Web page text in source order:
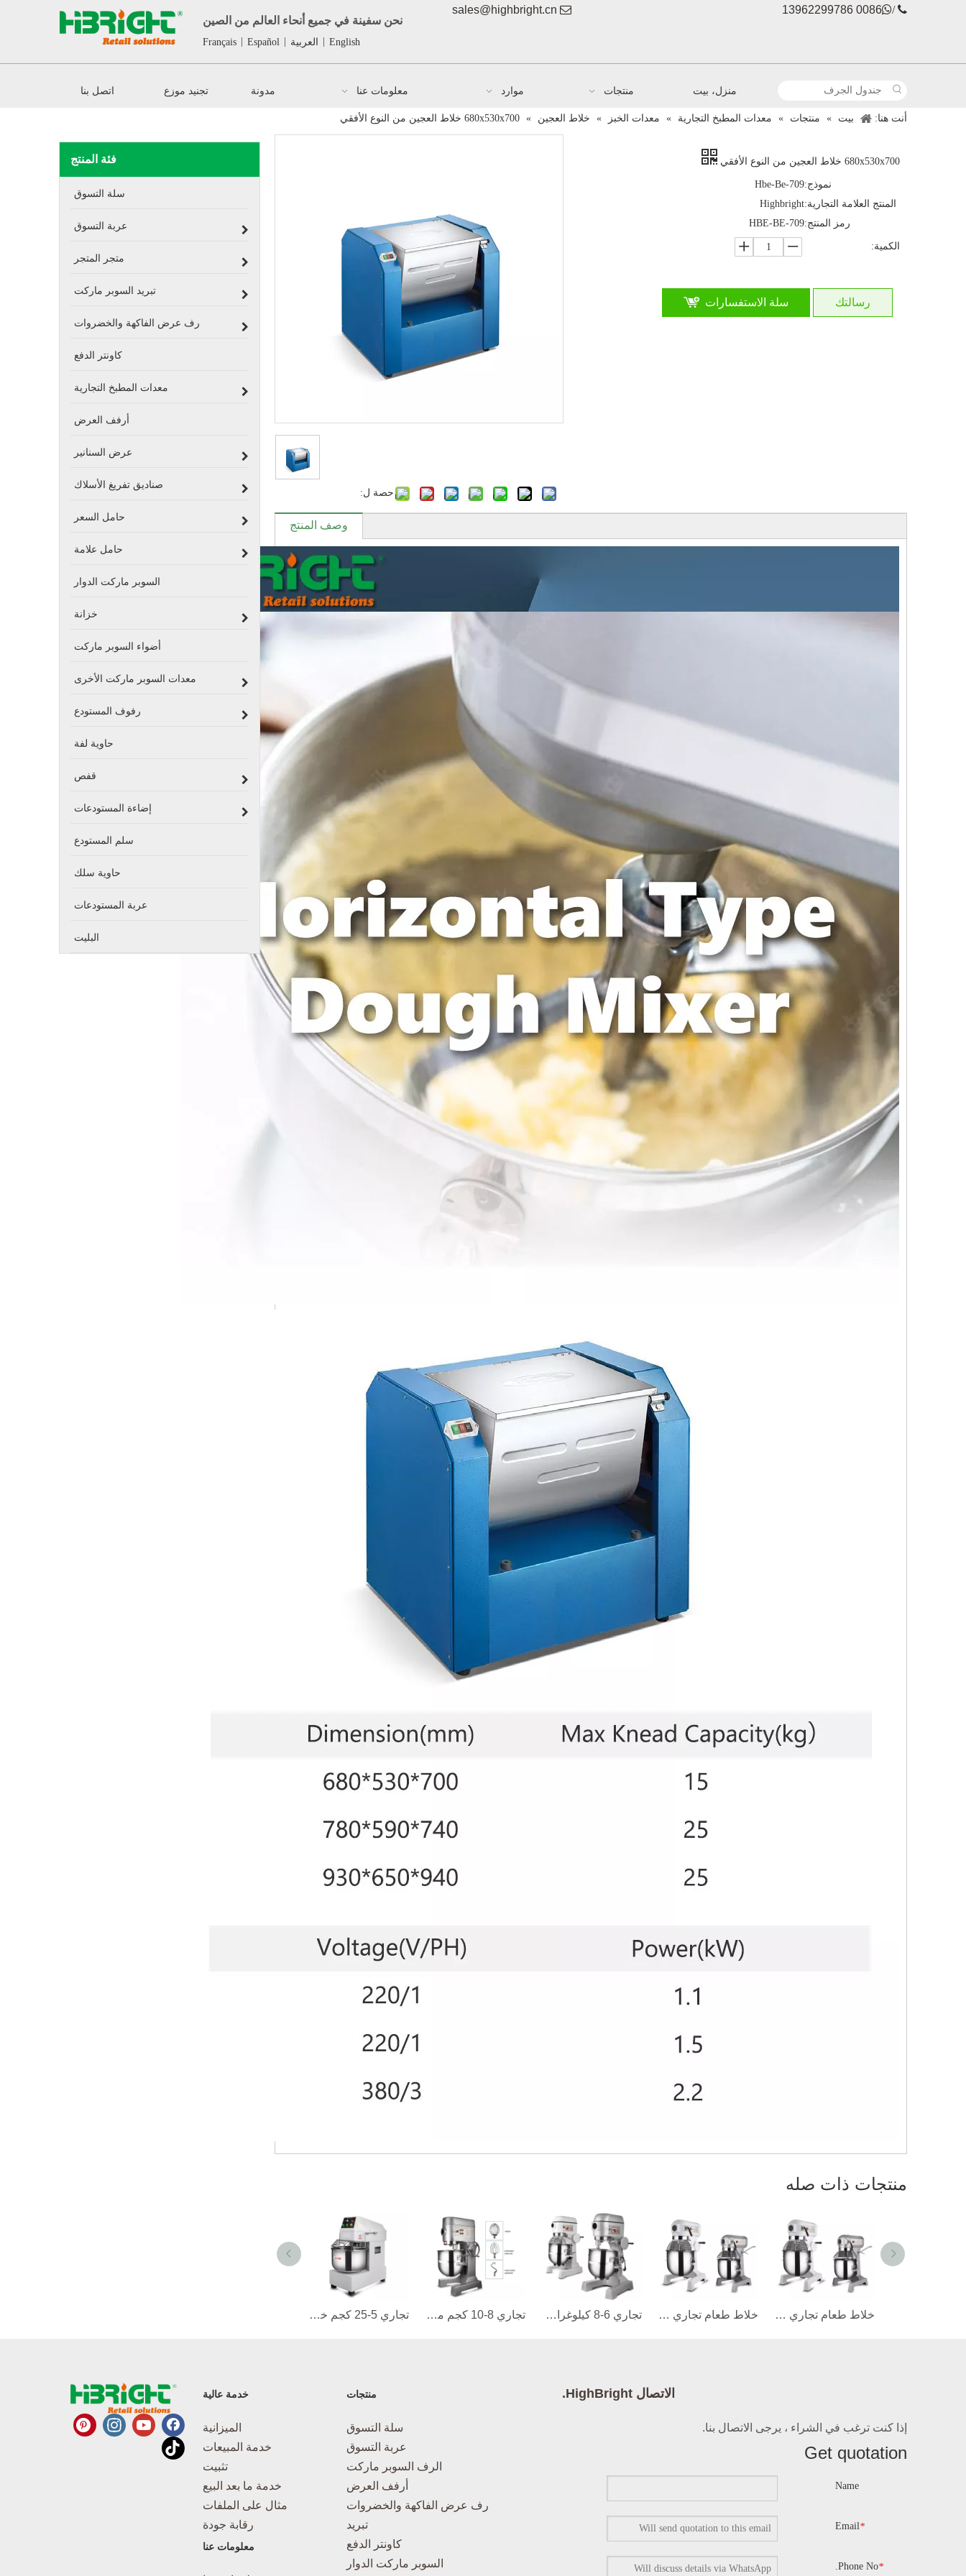
نحن سفينة في جميع أنحاء العالم من الصين
English
| العربية |
Español
|
Français
 /

0086 13962299786

sales@highbright.cn
منزل، بيت منتجات موارد معلومات عنا مدونة تجنيد موزع اتصل بنا
أنت هنا: بيت » منتجات » معدات المطبخ التجارية » معدات الخبز » خلاط العجين » 680x530x700 خلاط العجين من النوع الأفقي
فئة المنتج
سلة التسوق
عربة التسوق
متجر المتجر
تبريد السوبر ماركت
رف عرض الفاكهة والخضروات
كاونتر الدفع
معدات المطبخ التجارية
أرفف العرض
عرض السنانير
صناديق تفريغ الأسلاك
حامل السعر
حامل علامة
السوبر ماركت الدوار
خزانة
أضواء السوبر ماركت
معدات السوبر ماركت الأخرى
رفوف المستودع
حاوية لفة
قفص
إضاءة المستودعات
سلم المستودع
حاوية سلك
عربة المستودعات
البليت
حصة ل:
680x530x700 خلاط العجين من النوع الأفقي
نموذج:Hbe-Be-709
المنتج العلامة التجارية:Highbright
رمز المنتج:HBE-BE-709
الكمية:
رسالتك سلة الاستفسارات
وصف المنتج
منتجات ذات صله
تجاري 5-25 كجم خلاط طعام دقيق تجاري 8-10 كجم من الخلاط الطحين تجاري 6-8 كيلوغرام من الخلاط الطحين خلاط طعام تجاري 2-6 كجم خلاط طعام تجاري 3 كجم
خدمة عالية
الميزانية
خدمة المبيعات
تثبيت
خدمة ما بعد البيع
مثال على الملفات
رقابة جودة
معلومات عنا
منتجات
سلة التسوق
عربة التسوق
الرف السوبر ماركت
أرفف العرض
رف عرض الفاكهة والخضروات
تبريد
كاونتر الدفع
السوبر ماركت الدوار
الاتصال HighBright.
إذا كنت ترغب في الشراء ، يرجى الاتصال بنا.
Get quotation
Name
*
Email
*
Phone No.